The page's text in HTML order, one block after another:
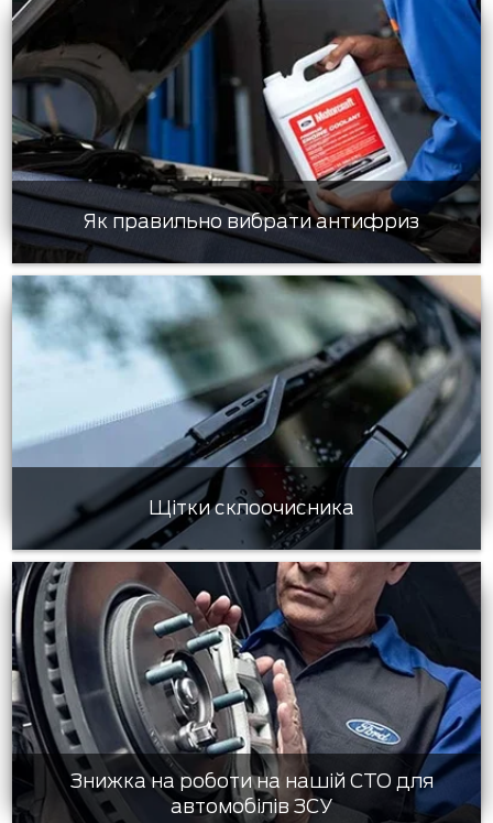
Як правильно вибрати антифриз
Щітки склоочисника
Знижка на роботи на нашій СТО для
автомобілів ЗСУ